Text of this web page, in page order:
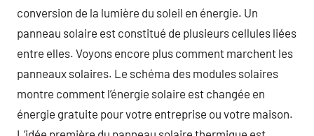
conversion de la lumière du soleil en énergie. Un
panneau solaire est constitué de plusieurs cellules liées
entre elles. Voyons encore plus comment marchent les
panneaux solaires. Le schéma des modules solaires
montre comment l’énergie solaire est changée en
énergie gratuite pour votre entreprise ou votre maison.